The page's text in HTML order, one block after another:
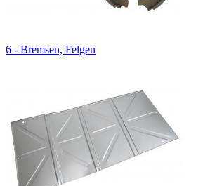
6 - Bremsen, Felgen